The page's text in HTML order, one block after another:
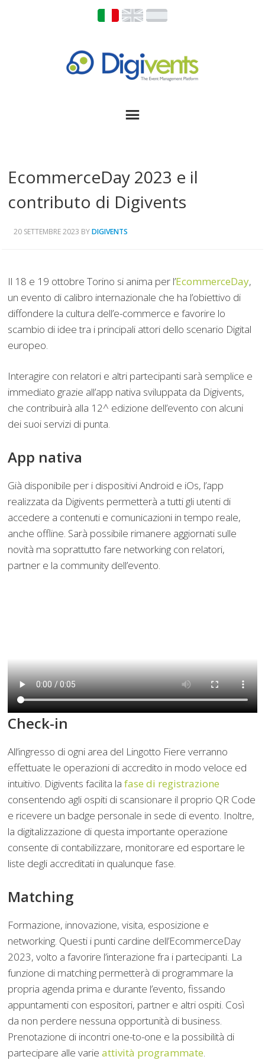
EcommerceDay 2023 e il
contributo di Digivents
20 SETTEMBRE 2023 BYDIGIVENTS
Il 18 e 19 ottobre Torino si anima per l’EcommerceDay,
un evento di calibro internazionale che ha l’obiettivo di
diffondere la cultura dell’e-commerce e favorire lo
scambio di idee tra i principali attori dello scenario Digital
europeo.
Interagire con relatori e altri partecipanti sarà semplice e
immediato grazie all’app nativa sviluppata da Digivents,
che contribuirà alla 12^ edizione dell’evento con alcuni
dei suoi servizi di punta.
App nativa
Già disponibile per i dispositivi Android e iOs, l’app
realizzata da Digivents permetterà a tutti gli utenti di
accedere a contenuti e comunicazioni in tempo reale,
anche offline. Sarà possibile rimanere aggiornati sulle
novità ma soprattutto fare networking con relatori,
partner e la community dell’evento.
Check-in
All’ingresso di ogni area del Lingotto Fiere verranno
effettuate le operazioni di accredito in modo veloce ed
intuitivo. Digivents facilita la fase di registrazione
consentendo agli ospiti di scansionare il proprio QR Code
e ricevere un badge personale in sede di evento. Inoltre,
la digitalizzazione di questa importante operazione
consente di contabilizzare, monitorare ed esportare le
liste degli accreditati in qualunque fase.
Matching
Formazione, innovazione, visita, esposizione e
networking. Questi i punti cardine dell’EcommerceDay
2023, volto a favorire l’interazione fra i partecipanti. La
funzione di matching permetterà di programmare la
propria agenda prima e durante l’evento, fissando
appuntamenti con espositori, partner e altri ospiti. Così
da non perdere nessuna opportunità di business.
Prenotazione di incontri one-to-one e la possibilità di
partecipare alle varie attività programmate.